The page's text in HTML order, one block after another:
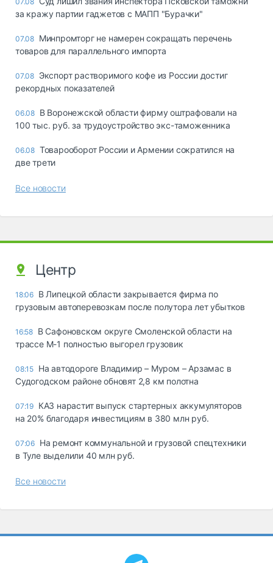
за кражу партии гаджетов с МАПП "Бурачки"
07.08 Минпромторг не намерен сокращать перечень
товаров для параллельного импорта
07.08 Экспорт растворимого кофе из России достиг
рекордных показателей
06.08 В Воронежской области фирму оштрафовали на
100 тыс. руб. за трудоустройство экс-таможенника
06.08 Товарооборот России и Армении сократился на
две трети
Все новости
Центр
18:06 В Липецкой области закрывается фирма по
грузовым автоперевозкам после полутора лет убытков
16:58 В Сафоновском округе Смоленской области на
трассе М-1 полностью выгорел грузовик
08:15 На автодороге Владимир – Муром – Арзамас в
Судогодском районе обновят 2,8 км полотна
07:19 КАЗ нарастит выпуск стартерных аккумуляторов
на 20% благодаря инвестициям в 380 млн руб.
07:06 На ремонт коммунальной и грузовой спецтехники
в Туле выделили 40 млн руб.
Все новости